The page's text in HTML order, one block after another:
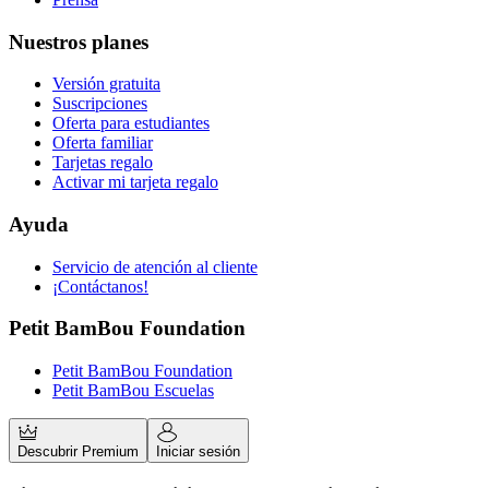
Nuestros planes
Versión gratuita
Suscripciones
Oferta para estudiantes
Oferta familiar
Tarjetas regalo
Activar mi tarjeta regalo
Ayuda
Servicio de atención al cliente
¡Contáctanos!
Petit BamBou Foundation
Petit BamBou Foundation
Petit BamBou Escuelas
Descubrir Premium Iniciar sesión